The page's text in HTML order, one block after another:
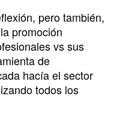
pero también,
promoción
vs sus
de
hacía el sector
todos los